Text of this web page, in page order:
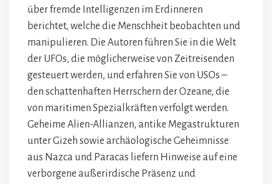
über fremde Intelligenzen im Erdinneren
berichtet, welche die Menschheit beobachten und
manipulieren. Die Autoren führen Sie in die Welt
der UFOs, die möglicherweise von Zeitreisenden
gesteuert werden, und erfahren Sie von USOs –
den schattenhaften Herrschern der Ozeane, die
von maritimen Spezialkräften verfolgt werden.
Geheime Alien-Allianzen, antike Megastrukturen
unter Gizeh sowie archäologische Geheimnisse
aus Nazca und Paracas liefern Hinweise auf eine
verborgene außerirdische Präsenz und